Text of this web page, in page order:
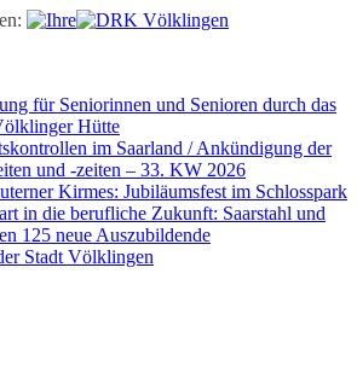
für Seniorinnen und Senioren durch das
Hütte
im Saarland / Ankündigung der
und -zeiten – 33. KW 2026
Kirmes: Jubiläumsfest im Schlosspark
in die berufliche Zukunft: Saarstahl und
125 neue Auszubildende
Stadt Völklingen